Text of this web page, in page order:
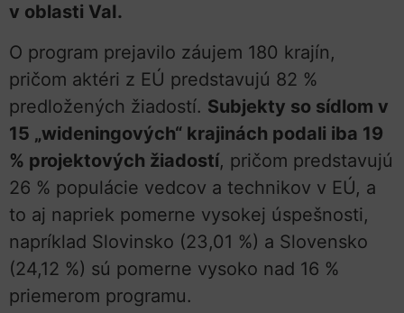
v oblasti VaI.
O program prejavilo záujem 180 krajín,
pričom aktéri z EÚ predstavujú 82 %
predložených žiadostí. Subjekty so sídlom v
15 „wideningových“ krajinách podali iba 19
% projektových žiadostí, pričom predstavujú
26 % populácie vedcov a technikov v EÚ, a
to aj napriek pomerne vysokej úspešnosti,
napríklad Slovinsko (23,01 %) a Slovensko
(24,12 %) sú pomerne vysoko nad 16 %
priemerom programu.